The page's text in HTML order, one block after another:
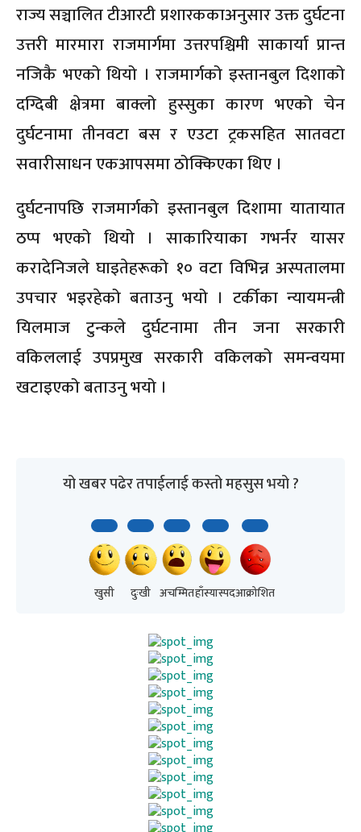
राज्य सञ्चालित टीआरटी प्रशारककाअनुसार उक्त दुर्घटना
उत्तरी मारमारा राजमार्गमा उत्तरपश्चिमी साकार्या प्रान्त
नजिकै भएको थियो । राजमार्गको इस्तानबुल दिशाको
दग्दिबी क्षेत्रमा बाक्लो हुस्सुका कारण भएको चेन
दुर्घटनामा तीनवटा बस र एउटा ट्रकसहित सातवटा
सवारीसाधन एकआपसमा ठोक्किएका थिए ।
दुर्घटनापछि राजमार्गको इस्तानबुल दिशामा यातायात
ठप्प भएको थियो । साकारियाका गभर्नर यासर
करादेनिजले घाइतेहरूको १० वटा विभिन्न अस्पतालमा
उपचार भइरहेको बताउनु भयो । टर्कीका न्यायमन्त्री
यिलमाज टुन्कले दुर्घटनामा तीन जना सरकारी
वकिललाई उपप्रमुख सरकारी वकिलको समन्वयमा
खटाइएको बताउनु भयो ।
यो खबर पढेर तपाईलाई कस्तो महसुस भयो ?
खुसी दुःखी अचम्मितहाँस्यास्पदआक्रोशित